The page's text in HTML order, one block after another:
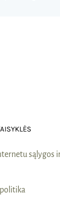
sąlygos